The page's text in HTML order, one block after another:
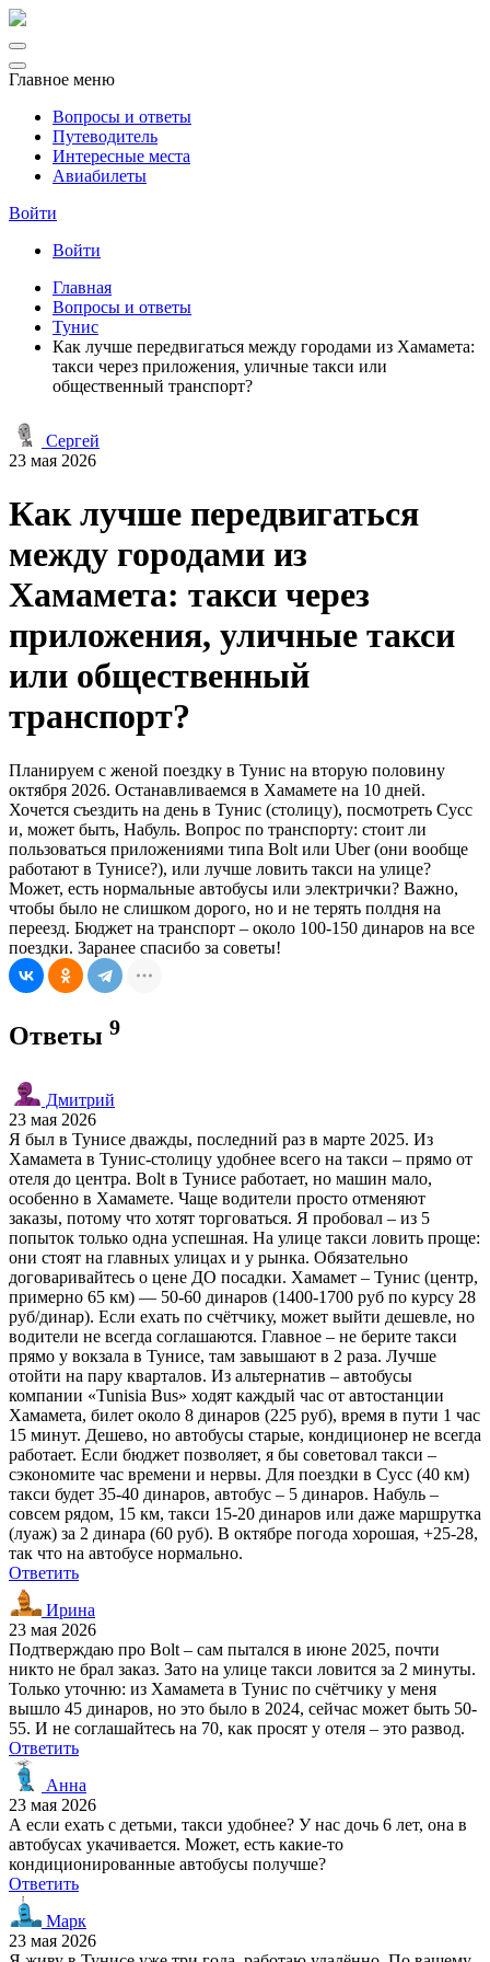
Главное меню
Вопросы и ответы
Путеводитель
Интересные места
Авиабилеты
Войти
Войти
Главная
Вопросы и ответы
Тунис
Как лучше передвигаться между городами из Хамамета:
такси через приложения, уличные такси или
общественный транспорт?
Сергей
23 мая 2026
Как лучше передвигаться
между городами из
Хамамета: такси через
приложения, уличные такси
или общественный
транспорт?
Планируем с женой поездку в Тунис на вторую половину
октября 2026. Останавливаемся в Хамамете на 10 дней.
Хочется съездить на день в Тунис (столицу), посмотреть Сусс
и, может быть, Набуль. Вопрос по транспорту: стоит ли
пользоваться приложениями типа Bolt или Uber (они вообще
работают в Тунисе?), или лучше ловить такси на улице?
Может, есть нормальные автобусы или электрички? Важно,
чтобы было не слишком дорого, но и не терять полдня на
переезд. Бюджет на транспорт – около 100-150 динаров на все
поездки. Заранее спасибо за советы!
Ответы 9
Дмитрий
23 мая 2026
Я был в Тунисе дважды, последний раз в марте 2025. Из
Хамамета в Тунис-столицу удобнее всего на такси – прямо от
отеля до центра. Bolt в Тунисе работает, но машин мало,
особенно в Хамамете. Чаще водители просто отменяют
заказы, потому что хотят торговаться. Я пробовал – из 5
попыток только одна успешная. На улице такси ловить проще:
они стоят на главных улицах и у рынка. Обязательно
договаривайтесь о цене ДО посадки. Хамамет – Тунис (центр,
примерно 65 км) — 50-60 динаров (1400-1700 руб по курсу 28
руб/динар). Если ехать по счётчику, может выйти дешевле, но
водители не всегда соглашаются. Главное – не берите такси
прямо у вокзала в Тунисе, там завышают в 2 раза. Лучше
отойти на пару кварталов. Из альтернатив – автобусы
компании «Tunisia Bus» ходят каждый час от автостанции
Хамамета, билет около 8 динаров (225 руб), время в пути 1 час
15 минут. Дешево, но автобусы старые, кондиционер не всегда
работает. Если бюджет позволяет, я бы советовал такси –
сэкономите час времени и нервы. Для поездки в Сусс (40 км)
такси будет 35-40 динаров, автобус – 5 динаров. Набуль –
совсем рядом, 15 км, такси 15-20 динаров или даже маршрутка
(луаж) за 2 динара (60 руб). В октябре погода хорошая, +25-28,
так что на автобусе нормально.
Ответить
Ирина
23 мая 2026
Подтверждаю про Bolt – сам пытался в июне 2025, почти
никто не брал заказ. Зато на улице такси ловится за 2 минуты.
Только уточню: из Хамамета в Тунис по счётчику у меня
вышло 45 динаров, но это было в 2024, сейчас может быть 50-
55. И не соглашайтесь на 70, как просят у отеля – это развод.
Ответить
Анна
23 мая 2026
А если ехать с детьми, такси удобнее? У нас дочь 6 лет, она в
автобусах укачивается. Может, есть какие-то
кондиционированные автобусы получше?
Ответить
Марк
23 мая 2026